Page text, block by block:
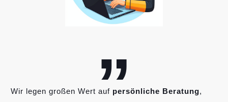
„
Wir legen großen Wert auf persönliche Beratung,